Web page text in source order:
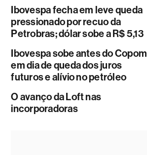
Ibovespa fecha em leve queda
pressionado por recuo da
Petrobras; dólar sobe a R$ 5,13
Ibovespa sobe antes do Copom
em dia de queda dos juros
futuros e alívio no petróleo
O avanço da Loft nas
incorporadoras